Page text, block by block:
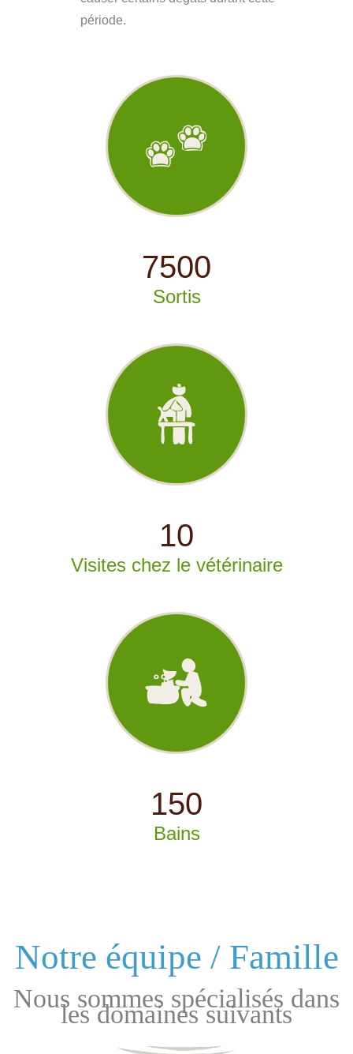
période.
7500
Sortis
10
Visites chez le vétérinaire
150
Bains
Notre équipe / Famille
Nous sommes spécialisés dans
les domaines suivants